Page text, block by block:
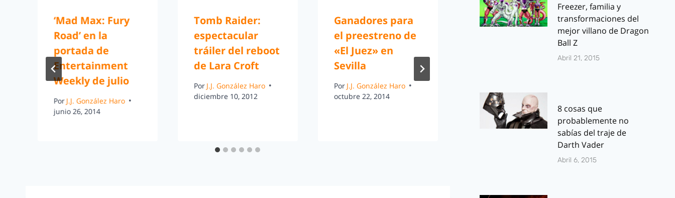
‘Mad Max: Fury
Road’ en la
portada de
Entertainment
Weekly de julio
PorJ.J. González Haro
junio 26, 2014
Tomb Raider:
espectacular
tráiler del reboot
de Lara Croft
Por J.J. González Haro
diciembre 10, 2012
Ganadores para
el preestreno de
«El Juez» en
Sevilla
Por J.J. González Haro
octubre 22, 2014
The Walking
septiembre 13, 2011
Escena
créditos de
Freezer, familia y
transformaciones del
mejor villano de Dragon
Ball Z
Abril 21, 2015
8 cosas que
probablemente no
sabías del traje de
Darth Vader
Abril 6, 2015